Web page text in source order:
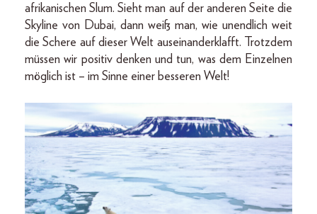
afrikanischen Slum. Sieht man auf der anderen Seite die
Skyline von Dubai, dann weiß man, wie unendlich weit
die Schere auf dieser Welt auseinanderklafft. Trotzdem
müssen wir positiv denken und tun, was dem Einzelnen
möglich ist – im Sinne einer besseren Welt!